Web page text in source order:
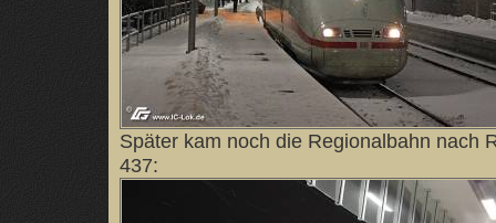
Später kam noch die Regionalbahn nach
437: